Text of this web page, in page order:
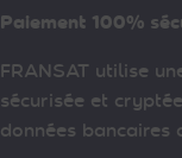
Paiement 100%
FRANSAT utilise
sécurisée et
données bancaires